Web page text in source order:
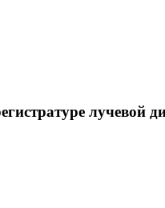
лучевой